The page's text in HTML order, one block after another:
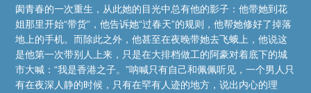
阂青春的一次重生，从此她的目光中总有他的影子：他带她到花
姐那里开始“带货”，他告诉她“过春天”的规则，他帮她修好了掉落
地上的手机。而除此之外，他甚至在夜晚带她去飞蛾上，他说这
是他第一次带别人上来，只是在大排档做工的阿豪对着底下的城
市大喊：“我是香港之子。”呐喊只有自己和佩佩听见，一个男人只
有在夜深人静的时候，只有在罕有人迹的地方，说出内心的理